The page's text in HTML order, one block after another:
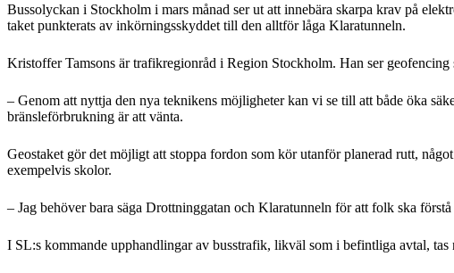
Bussolyckan i Stockholm i mars månad ser ut att innebära skarpa krav på
taket punkterats av inkörningsskyddet till den alltför låga Klaratunneln.
Kristoffer Tamsons är trafikregionråd i Region Stockholm. Han ser
– Genom att nyttja den nya teknikens möjligheter kan vi se till att både öka
bränsleförbrukning är att vänta.
Geostaket gör det möjligt att stoppa fordon som kör utanför planerad rutt,
exempelvis skolor.
– Jag behöver bara säga Drottninggatan och Klaratunneln för att folk ska
I SL:s kommande upphandlingar av busstrafik, likväl som i befintliga avtal,